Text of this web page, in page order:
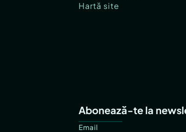
Hartă site
Abonează-te la
Email